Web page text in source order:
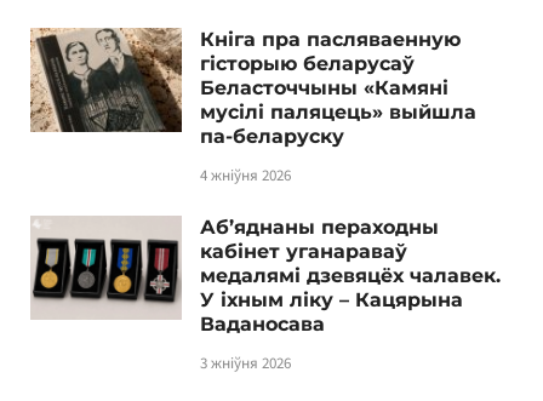
Кніга пра пасляваенную
гісторыю беларусаў
Беласточчыны «Камяні
мусілі паляцець» выйшла
па-беларуску
4 жніўня 2026
Аб’яднаны пераходны
кабінет уганараваў
медалямі дзевяцёх чалавек.
У іхным ліку – Кацярына
Ваданосава
3 жніўня 2026